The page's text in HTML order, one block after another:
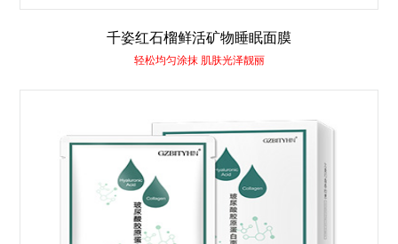
千姿红石榴鲜活矿物睡眠面膜
轻松均匀涂抹 肌肤光泽靓丽